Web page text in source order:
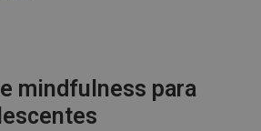
mindfulness para